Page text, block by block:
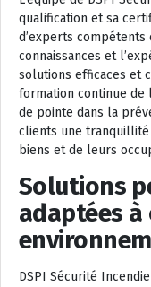
qualification et sa
d’experts
connaissances et
solutions efficaces et
formation continue de
de pointe dans la
clients une tranquillité
biens et de leurs
Solutions
adaptées à
DSPI Sécurité